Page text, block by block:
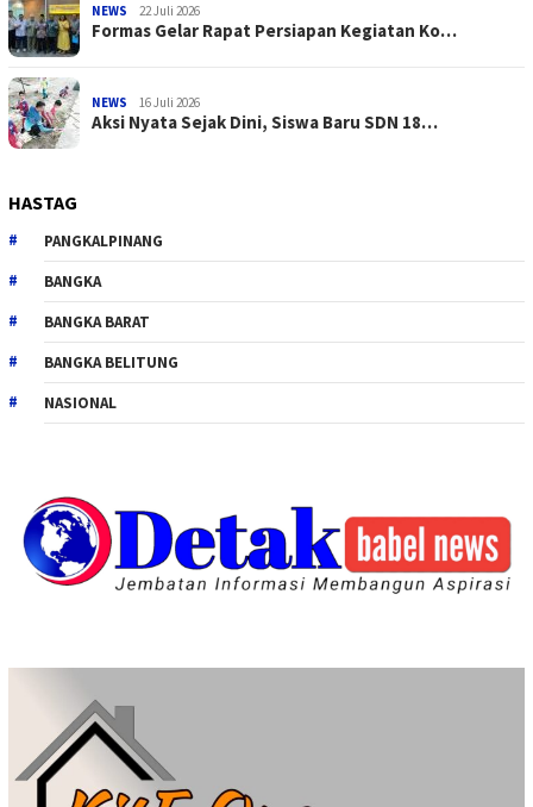
NEWS 22 Juli 2026
Formas Gelar Rapat Persiapan Kegiatan Ko…
NEWS 16 Juli 2026
Aksi Nyata Sejak Dini, Siswa Baru SDN 18…
HASTAG
PANGKALPINANG
BANGKA
BANGKA BARAT
BANGKA BELITUNG
NASIONAL